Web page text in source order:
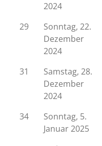
2024
29
Sonntag, 22.
Dezember
2024
31
Samstag, 28.
Dezember
2024
34
Sonntag, 5.
Januar 2025